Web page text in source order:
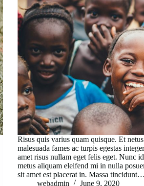
Risus quis varius quam quisque. Et
malesuada fames ac turpis egestas
amet risus nullam eget felis eget. Nunc
metus aliquam eleifend mi in nulla
sit amet est placerat in. Massa tincidunt…
webadmin
June 9, 2020